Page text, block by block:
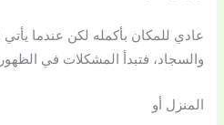
عادي للمكان بأكمله لكن عندما
والسجاد، فتبدأ المشكلات في
المنزل أو